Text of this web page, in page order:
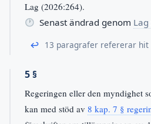
Lag (2026:264).
Senast ändrad genom
↩ 13 paragrafer refererar hit
5 §
Regeringen eller den myndighet
kan med stöd av 8 kap. 7 §